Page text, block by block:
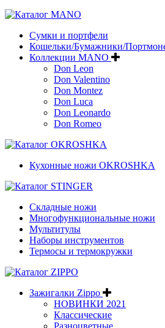
Сумки и портфели
Кошельки/Бумажники/
Коллекции MANO
Don Leon
Don Valentino
Don Montez
Don Luca
Don Leonardo
Don Romeo
Кухонные ножи OKROSHKA
Складные ножи
Многофункциональные ножи
Мультитулы
Наборы инструментов
Термосы и термокружки
Зажигалки Zippo
НОВИНКИ 2021
Классические
Разноцветные